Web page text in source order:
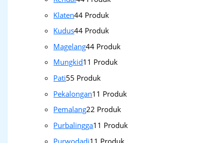
Klaten44 Produk
Kudus44 Produk
Magelang44 Produk
Mungkid1 1 Produk
Pati55 Produk
Pekalongan1 1 Produk
Pemalang22 Produk
Purbalingga1 1 Produk
Purwodadi1 1 Produk